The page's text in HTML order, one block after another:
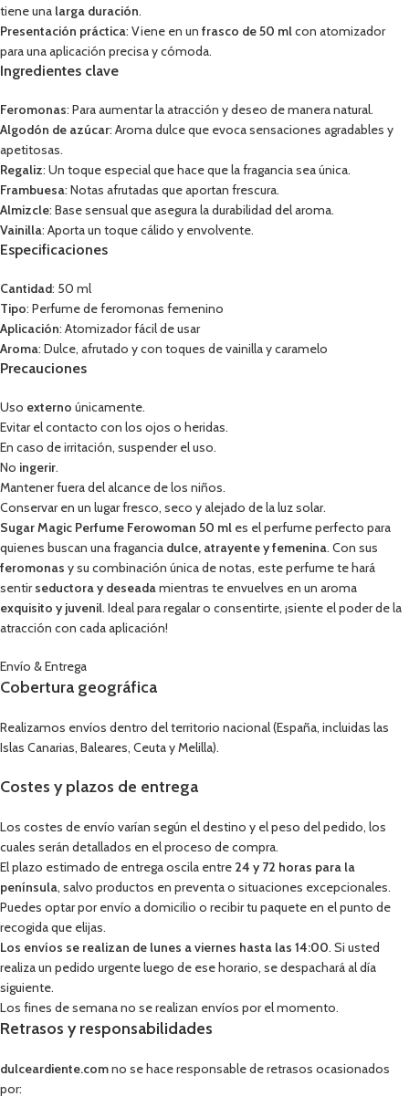
tiene una larga duración.
Presentación práctica: Viene en un frasco de 50 mlcon atomizador
para una aplicación precisa y cómoda.
Ingredientes clave
Feromonas: Para aumentar la atracción y deseo de manera natural.
Algodón de azúcar: Aroma dulce que evoca sensaciones agradables y
apetitosas.
Regaliz: Un toque especial que hace que la fragancia sea única.
Frambuesa: Notas afrutadas que aportan frescura.
Almizcle: Base sensual que asegura la durabilidad del aroma.
Vainilla: Aporta un toque cálido y envolvente.
Especificaciones
Cantidad: 50 ml
Tipo: Perfume de feromonas femenino
Aplicación: Atomizador fácil de usar
Aroma: Dulce, afrutado y con toques de vainilla y caramelo
Precauciones
Uso externo únicamente.
Evitar el contacto con los ojos o heridas.
En caso de irritación, suspender el uso.
No ingerir.
Mantener fuera del alcance de los niños.
Conservar en un lugar fresco, seco y alejado de la luz solar.
Sugar Magic Perfume Ferowoman 50 ml es el perfume perfecto para
quienes buscan una fragancia dulce, atrayente y femenina. Con sus
feromonas y su combinación única de notas, este perfume te hará
sentirseductora y deseadamientras te envuelves en un aroma
exquisito y juvenil. Ideal para regalar o consentirte, ¡siente el poder de la
atracción con cada aplicación!
Envío & Entrega
Cobertura geográfica
Realizamos envíos dentro del territorio nacional (España, incluidas las
Islas Canarias, Baleares, Ceuta y Melilla).
Costes y plazos de entrega
Los costes de envío varían según el destino y el peso del pedido, los
cuales serán detallados en el proceso de compra.
El plazo estimado de entrega oscila entre 24 y 72 horas para la
península, salvo productos en preventa o situaciones excepcionales.
Puedes optar por envío a domicilio o recibir tu paquete en el punto de
recogida que elijas.
Los envíos se realizan de lunes a viernes hasta las 14:00. Si usted
realiza un pedido urgente luego de ese horario, se despachará al día
siguiente.
Los fines de semana no se realizan envíos por el momento.
Retrasos y responsabilidades
dulceardiente.comno se hace responsable de retrasos ocasionados
por: